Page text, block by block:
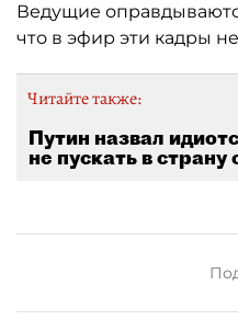
Ведущие
что в эфир эти кадры
Читайте также:
Путин назвал
не пускать в страну